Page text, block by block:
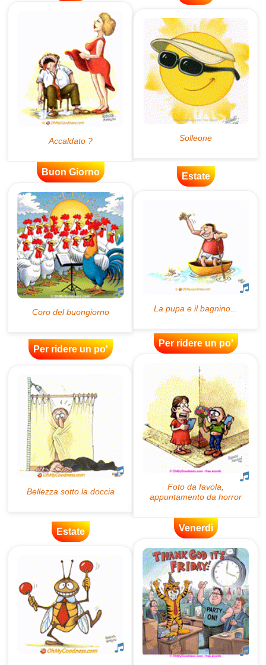
Buon Giorno Estate
Per ridere un po'
Per ridere un po'
Estate Venerdì